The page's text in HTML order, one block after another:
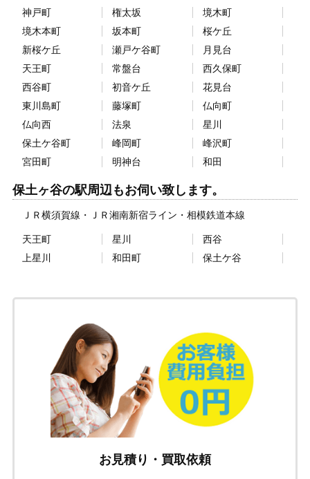
神戸町
権太坂
境木町
境木本町
坂本町
桜ケ丘
新桜ケ丘
瀬戸ケ谷町
月見台
天王町
常盤台
西久保町
西谷町
初音ケ丘
花見台
東川島町
藤塚町
仏向町
仏向西
法泉
星川
保土ケ谷町
峰岡町
峰沢町
宮田町
明神台 和田
保土ヶ谷の駅周辺もお伺い致します。
ＪＲ横須賀線 ＪＲ湘南新宿ライン 相模鉄道本線
天王町 星川
西谷
上星川
和田町 保土ケ谷
お見積り・買取依頼